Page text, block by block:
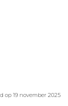
op 19 november 2025